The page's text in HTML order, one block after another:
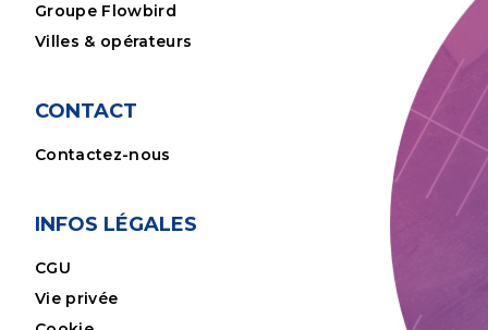
Groupe Flowbird
Villes & opérateurs
CONTACT
Contactez-nous
INFOS LÉGALES
CGU
Vie privée